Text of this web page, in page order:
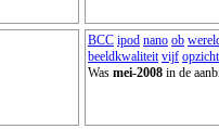
BCC ipod nano ob
beeldkwaliteit vijf
Was mei-2008 in de